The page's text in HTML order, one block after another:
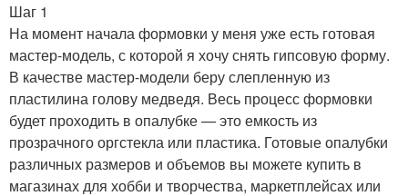
Шаг 1
На момент начала формовки у меня уже есть готовая
мастер-модель, с которой я хочу снять гипсовую форму.
В качестве мастер-модели беру слепленную из
пластилина голову медведя. Весь процесс формовки
будет проходить в опалубке — это емкость из
прозрачного оргстекла или пластика. Готовые опалубки
различных размеров и объемов вы можете купить в
магазинах для хобби и творчества, маркетплейсах или